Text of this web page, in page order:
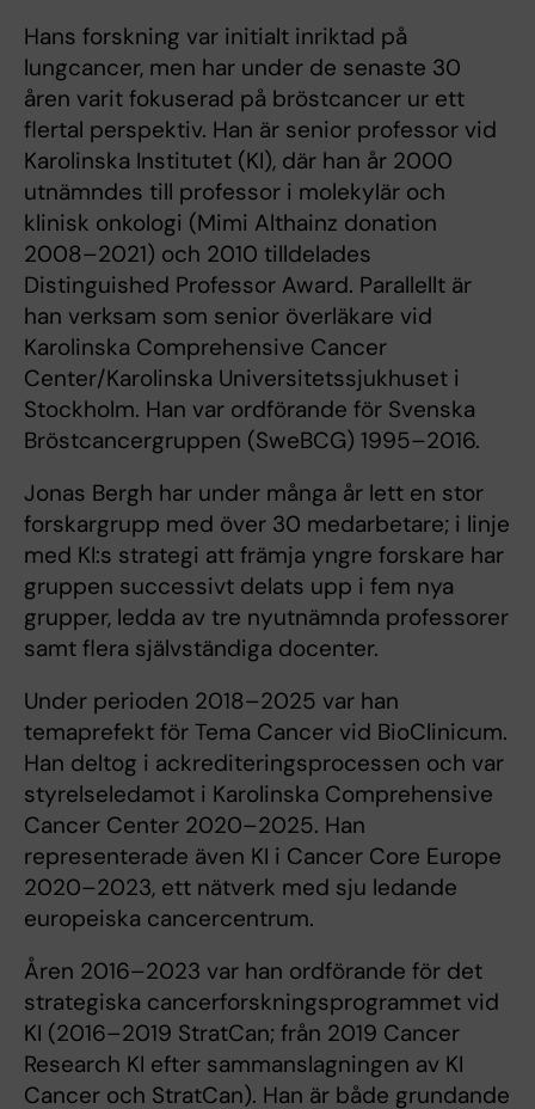
Hans forskning var initialt inriktad på
lungcancer, men har under de senaste 30
åren varit fokuserad på bröstcancer ur ett
flertal perspektiv. Han är senior professor vid
Karolinska Institutet (KI), där han år 2000
utnämndes till professor i molekylär och
klinisk onkologi (Mimi Althainz donation
2008–2021) och 2010 tilldelades
Distinguished Professor Award. Parallellt är
han verksam som senior överläkare vid
Karolinska Comprehensive Cancer
Center/Karolinska Universitetssjukhuset i
Stockholm. Han var ordförande för Svenska
Bröstcancergruppen (SweBCG) 1995–2016.
Jonas Bergh har under många år lett en stor
forskargrupp med över 30 medarbetare; i linje
med KI:s strategi att främja yngre forskare har
gruppen successivt delats upp i fem nya
grupper, ledda av tre nyutnämnda professorer
samt flera självständiga docenter.
Under perioden 2018–2025 var han
temaprefekt för Tema Cancer vid BioClinicum.
Han deltog i ackrediteringsprocessen och var
styrelseledamot i Karolinska Comprehensive
Cancer Center 2020–2025. Han
representerade även KI i Cancer Core Europe
2020–2023, ett nätverk med sju ledande
europeiska cancercentrum.
Åren 2016–2023 var han ordförande för det
strategiska cancerforskningsprogrammet vid
KI (2016–2019 StratCan; från 2019 Cancer
Research KI efter sammanslagningen av KI
Cancer och StratCan). Han är både grundande